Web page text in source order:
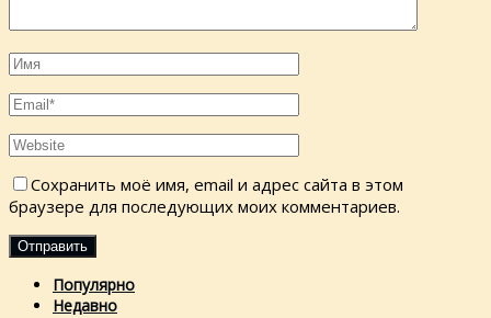
Сохранить моё имя, email и адрес сайта в этом
браузере для последующих моих комментариев.
Популярно
Недавно